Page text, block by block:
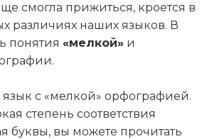
смогла прижиться, кроется в
различиях наших языков. В
понятия «мелкой» и
с «мелкой» орфографией.
степень соответствия
буквы, вы можете прочитать